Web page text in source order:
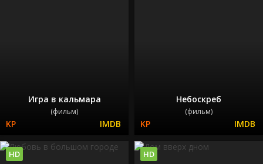
Игра в кальмара
(фильм)
Небоскреб
(фильм)
HD HD